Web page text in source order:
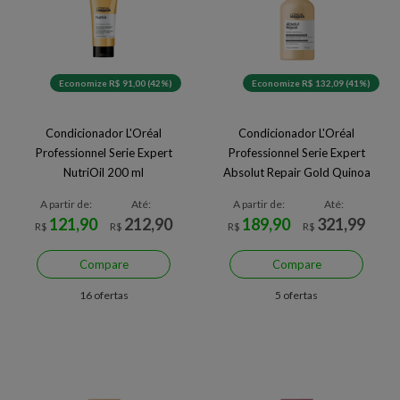
Economize R$ 91,00 (42%)
Condicionador L'Oréal
Professionnel Serie Expert
NutriOil 200 ml
A partir de:
R$ 121,90
Até:
R$ 212,90
Compare
16 ofertas
Economize R$ 132,09 (41%)
Condicionador L'Oréal
Professionnel Serie Expert
Absolut Repair Gold Quinoa
A partir de:
R$ 189,90
Até:
R$ 321,99
Compare
5 ofertas